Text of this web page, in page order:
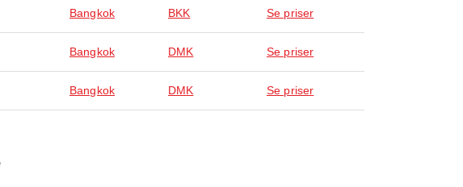
Bangkok BKK Se priser
Bangkok DMK Se priser
Bangkok DMK Se priser